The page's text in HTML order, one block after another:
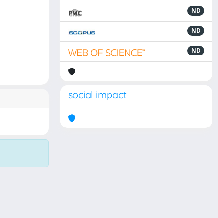
ND
ND
ND
social impact